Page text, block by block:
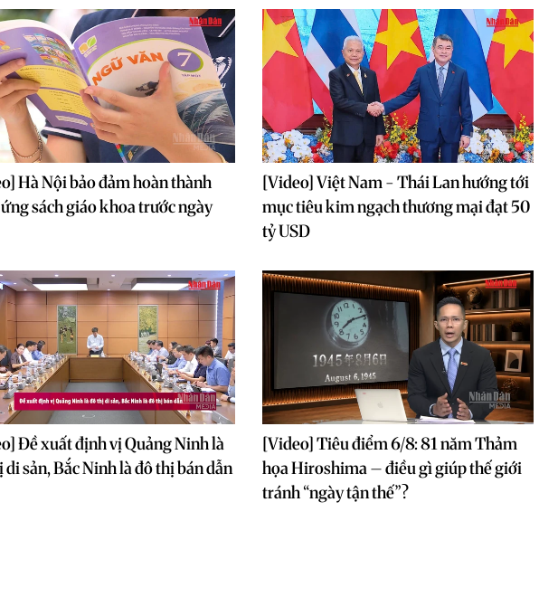
Hà Nội bảo đảm hoàn thành
sách giáo khoa trước ngày
[Video] Việt Nam - Thái Lan hướng tới
mục tiêu kim ngạch thương mại đạt 50
tỷ USD
Đề xuất định vị Quảng Ninh là
di sản, Bắc Ninh là đô thị bán dẫn
[Video] Tiêu điểm 6/8: 81 năm Thảm
họa Hiroshima – điều gì giúp thế giới
tránh “ngày tận thế”?